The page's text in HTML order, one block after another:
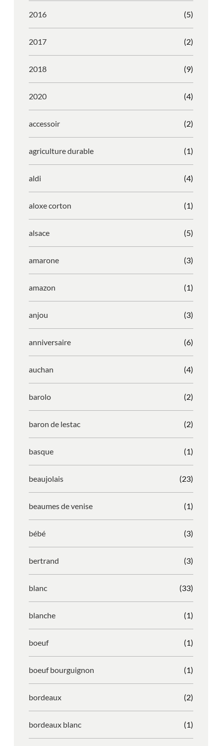
2016 (5)
2017 (2)
2018 (9)
2020 (4)
accessoir (2)
agriculture durable (1)
aldi (4)
aloxe corton (1)
alsace (5)
amarone (3)
amazon (1)
anjou (3)
anniversaire (6)
auchan (4)
barolo (2)
baron de lestac (2)
basque (1)
beaujolais (23)
beaumes de venise (1)
bébé (3)
bertrand (3)
blanc (33)
blanche (1)
boeuf (1)
boeuf bourguignon (1)
bordeaux (2)
bordeaux blanc (1)